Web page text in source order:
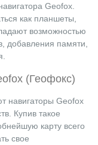
Geofox.
как планшеты,
возможностью
добавления памяти,
(Геофокс)
навигаторы Geofox
Купив такое
карту всего
свое